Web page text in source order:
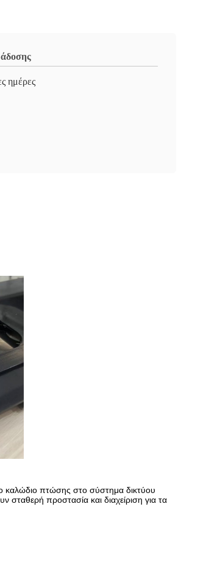
ημέρες
καλώδιο πτώσης στο σύστημα δικτύου
σταθερή προστασία και διαχείριση για τα